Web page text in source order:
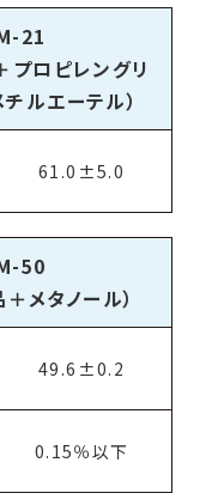
21
プロピレングリ
ルエーテル）
61.0±5.0
50
メタノール）
49.6±0.2
0.15％以下